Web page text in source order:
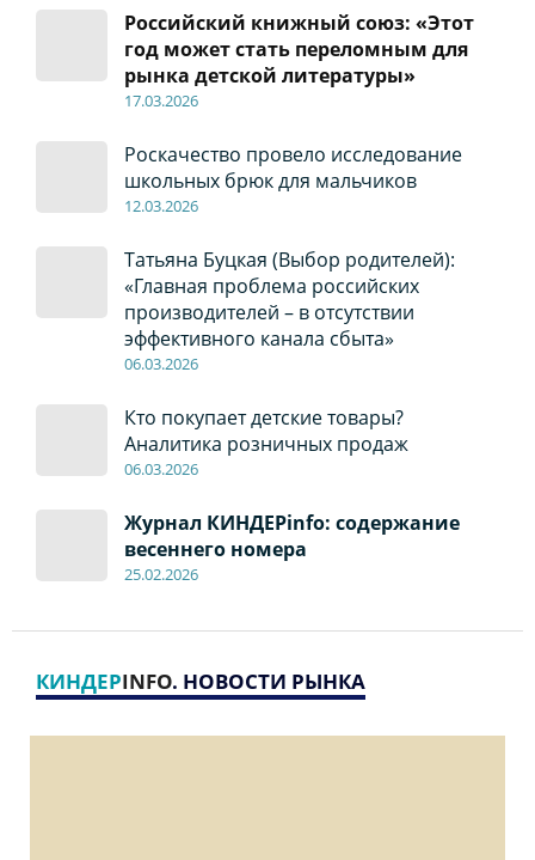
Российский книжный союз: «Этот
год может стать переломным для
рынка детской литературы»
17.03.2026
Роскачество провело исследование
школьных брюк для мальчиков
12.03.2026
Татьяна Буцкая (Выбор родителей):
«Главная проблема российских
производителей – в отсутствии
эффективного канала сбыта»
06.03.2026
Кто покупает детские товары?
Аналитика розничных продаж
06.03.2026
Журнал КИНДЕРinfo: содержание
весеннего номера
25.02.2026
КИНДЕРINFO. НОВОСТИ РЫНКА